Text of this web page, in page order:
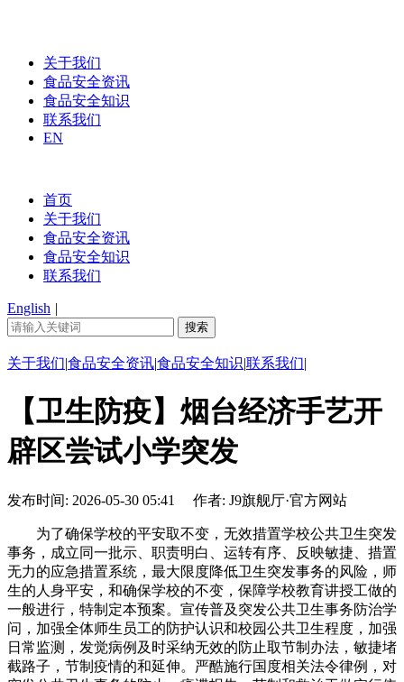
关于我们
食品安全资讯
食品安全知识
联系我们
EN
首页
关于我们
食品安全资讯
食品安全知识
联系我们
English |
关于我们|食品安全资讯|食品安全知识|联系我们|
【卫生防疫】烟台经济手艺开
辟区尝试小学突发
发布时间: 2026-05-30 05:41 作者: J9旗舰厅·官方网站
为了确保学校的平安取不变，无效措置学校公共卫生突发
事务，成立同一批示、职责明白、运转有序、反映敏捷、措置
无力的应急措置系统，最大限度降低卫生突发事务的风险，师
生的人身平安，和确保学校的不变，保障学校教育讲授工做的
一般进行，特制定本预案。宣传普及突发公共卫生事务防治学
问，加强全体师生员工的防护认识和校园公共卫生程度，加强
日常监测，发觉病例及时采纳无效的防止取节制办法，敏捷堵
截路子，节制疫情的和延伸。严酷施行国度相关法令律例，对